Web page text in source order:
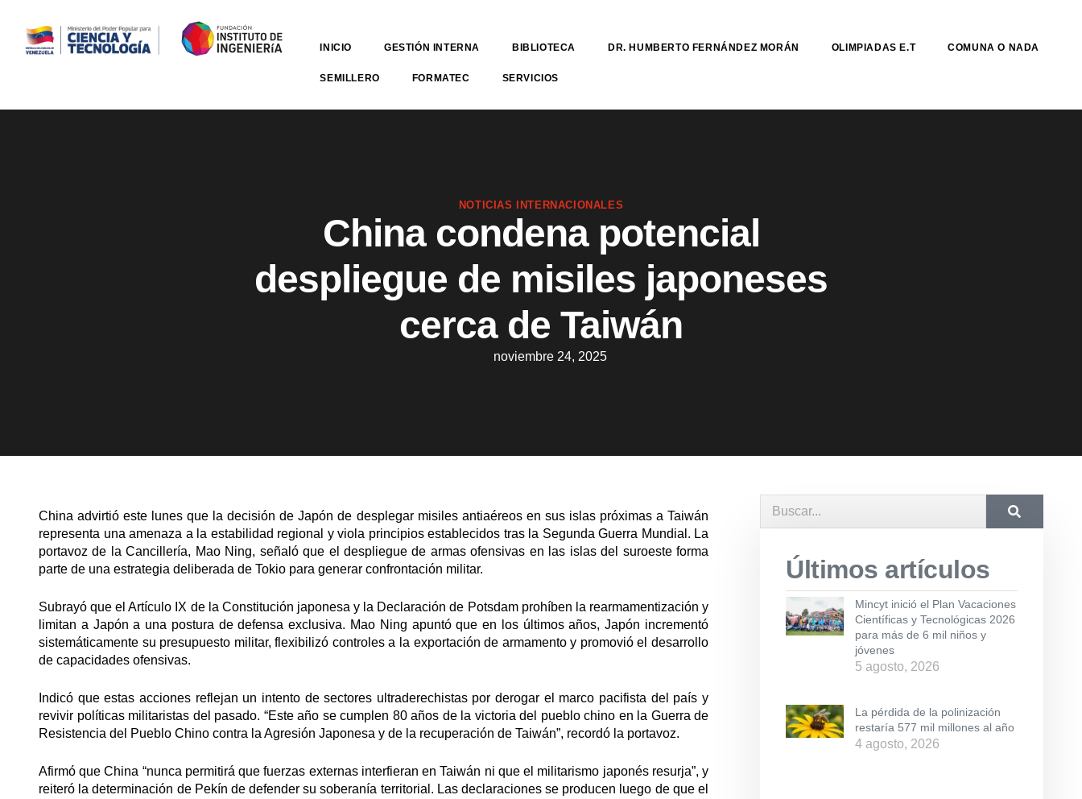
INICIO GESTIÓN INTERNA BIBLIOTECA DR. HUMBERTO FERNÁNDEZ MORÁN OLIMPIADAS E.T COMUNA O NADA
SEMILLERO FORMATEC SERVICIOS
NOTICIAS INTERNACIONALES
‌China condena potencial
despliegue de misiles japoneses
cerca de Taiwán
noviembre 24, 2025
China advirtió este lunes que la decisión de Japón de desplegar misiles antiaéreos en sus islas próximas a Taiwán
representa una amenaza a la estabilidad regional y viola principios establecidos tras la Segunda Guerra Mundial. La
portavoz de la Cancillería, Mao Ning, señaló que el despliegue de armas ofensivas en las islas del suroeste forma
parte de una estrategia deliberada de Tokio para generar confrontación militar.
Subrayó que el Artículo IX de la Constitución japonesa y la Declaración de Potsdam prohíben la rearmamentización y
limitan a Japón a una postura de defensa exclusiva. Mao Ning apuntó que en los últimos años, Japón incrementó
sistemáticamente su presupuesto militar, flexibilizó controles a la exportación de armamento y promovió el desarrollo
de capacidades ofensivas.
Indicó que estas acciones reflejan un intento de sectores ultraderechistas por derogar el marco pacifista del país y
revivir políticas militaristas del pasado. “Este año se cumplen 80 años de la victoria del pueblo chino en la Guerra de
Resistencia del Pueblo Chino contra la Agresión Japonesa y de la recuperación de Taiwán”, recordó la portavoz.
Afirmó que China “nunca permitirá que fuerzas externas interfieran en Taiwán ni que el militarismo japonés resurja”, y
reiteró la determinación de Pekín de defender su soberanía territorial. Las declaraciones se producen luego de que el
Últimos artículos
Mincyt inició el Plan Vacaciones
Científicas y Tecnológicas 2026
para más de 6 mil niños y
jóvenes
5 agosto, 2026
La pérdida de la polinización
restaría 577 mil millones al año
4 agosto, 2026